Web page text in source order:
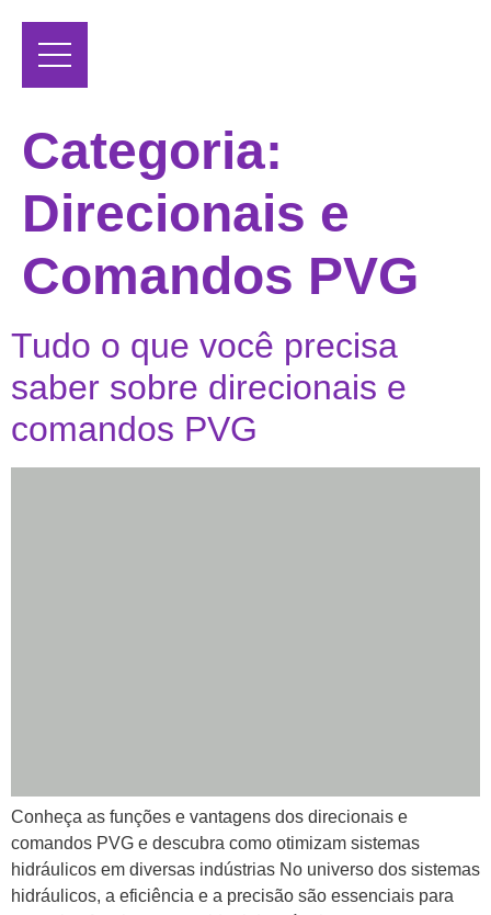
Categoria:
Direcionais e
Comandos PVG
Tudo o que você precisa
saber sobre direcionais e
comandos PVG
Conheça as funções e vantagens dos direcionais e
comandos PVG e descubra como otimizam sistemas
hidráulicos em diversas indústrias No universo dos sistemas
hidráulicos, a eficiência e a precisão são essenciais para